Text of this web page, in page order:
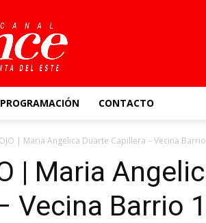
PROGRAMACIÓN CONTACTO
| Maria Angelica Duarte Capillera – Vecina
| Maria
Vecina Barrio